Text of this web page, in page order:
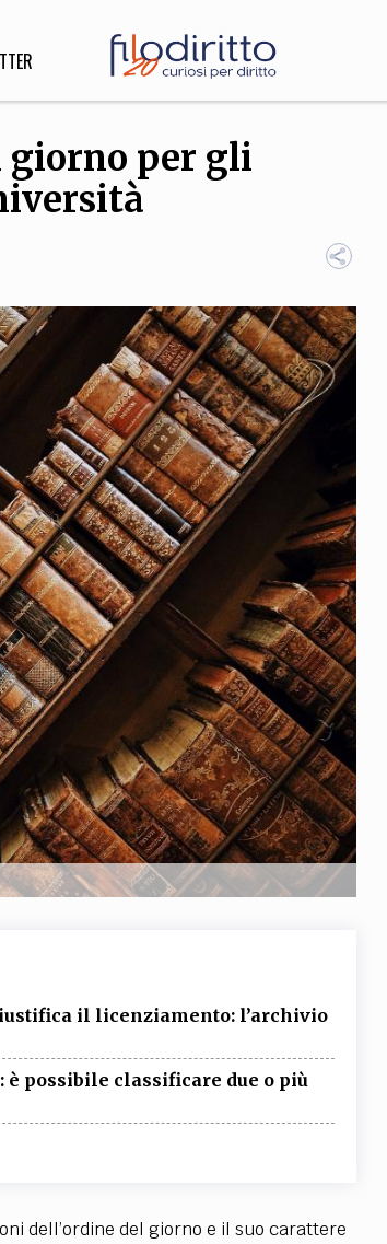
INNOVAZIONE
Scienze informatiche,
Architettura, Ingegneria
TEAM
COMITATO SCIENTIFICO AUTORI CURATORI FOTOGRAFI
EXTRA
RUBRICHE LIBRI PROCEEDINGS PUBBLICITÀ CONTATTI
SOCIAL MEDIA
giorno per gli
il licenziamento: l’archivio
possibile classificare due o più
dell’ordine del giorno e il suo carattere